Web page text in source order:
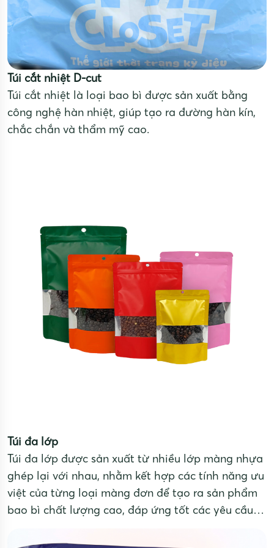
Túi cắt nhiệt D-cut
Túi cắt nhiệt là loại bao bì được sản xuất bằng
công nghệ hàn nhiệt, giúp tạo ra đường hàn kín,
chắc chắn và thẩm mỹ cao.
Túi đa lớp
Túi đa lớp được sản xuất từ nhiều lớp màng nhựa
ghép lại với nhau, nhằm kết hợp các tính năng ưu
việt của từng loại màng đơn để tạo ra sản phẩm
bao bì chất lượng cao, đáp ứng tốt các yêu cầu